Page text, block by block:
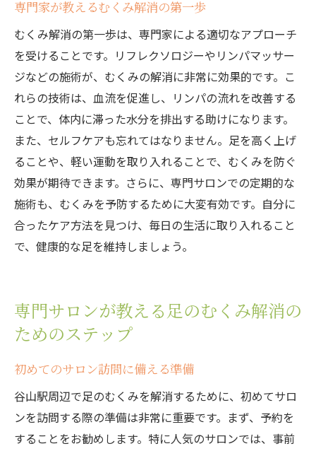
専門家が教えるむくみ解消の第一歩
むくみ解消の第一歩は、専門家による適切なアプローチ
を受けることです。リフレクソロジーやリンパマッサー
ジなどの施術が、むくみの解消に非常に効果的です。こ
れらの技術は、血流を促進し、リンパの流れを改善する
ことで、体内に滞った水分を排出する助けになります。
また、セルフケアも忘れてはなりません。足を高く上げ
ることや、軽い運動を取り入れることで、むくみを防ぐ
効果が期待できます。さらに、専門サロンでの定期的な
施術も、むくみを予防するために大変有効です。自分に
合ったケア方法を見つけ、毎日の生活に取り入れること
で、健康的な足を維持しましょう。
専門サロンが教える足のむくみ解消の
ためのステップ
初めてのサロン訪問に備える準備
谷山駅周辺で足のむくみを解消するために、初めてサロ
ンを訪問する際の準備は非常に重要です。まず、予約を
することをお勧めします。特に人気のサロンでは、事前